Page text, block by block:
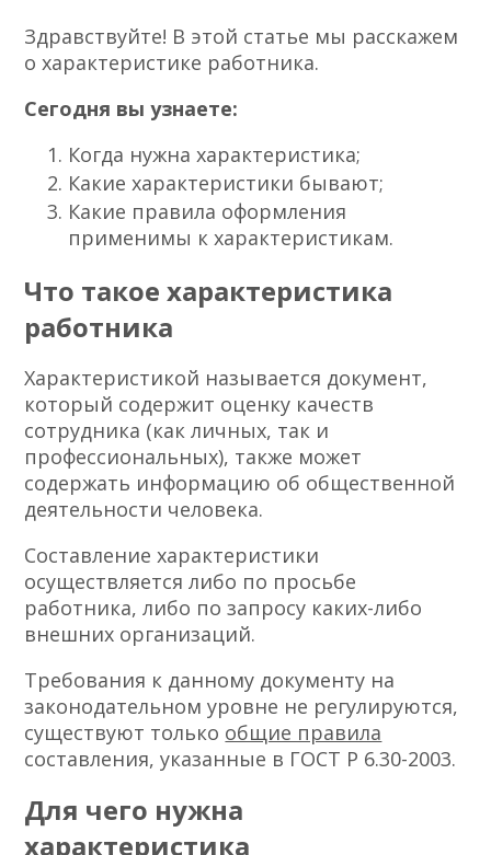
Здравствуйте! В этой статье мы расскажем
о характеристике работника.
Сегодня вы узнаете:
Когда нужна характеристика;
Какие характеристики бывают;
Какие правила оформления
применимы к характеристикам.
Что такое характеристика
работника
Характеристикой называется документ,
который содержит оценку качеств
сотрудника (как личных, так и
профессиональных), также может
содержать информацию об общественной
деятельности человека.
Составление характеристики
осуществляется либо по просьбе
работника, либо по запросу каких-либо
внешних организаций.
Требования к данному документу на
законодательном уровне не регулируются,
существуют только общие правила
составления, указанные в ГОСТ Р 6.30-2003.
Для чего нужна
характеристика